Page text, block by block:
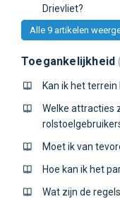
Drievliet?
Alle 9 artikelen
Toegankelijkheid
Kan ik het
Welke attracties
Moet ik van
Hoe kan ik het
Wat zijn de